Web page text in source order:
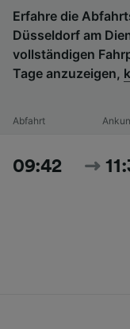
Erfahre die
Düsseldorf am
vollständigen
Tage anzuzeigen,
Abfahrt
09:42